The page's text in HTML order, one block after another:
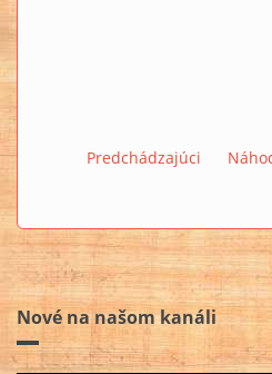
Predchádzajúci
Nové na našom kanáli